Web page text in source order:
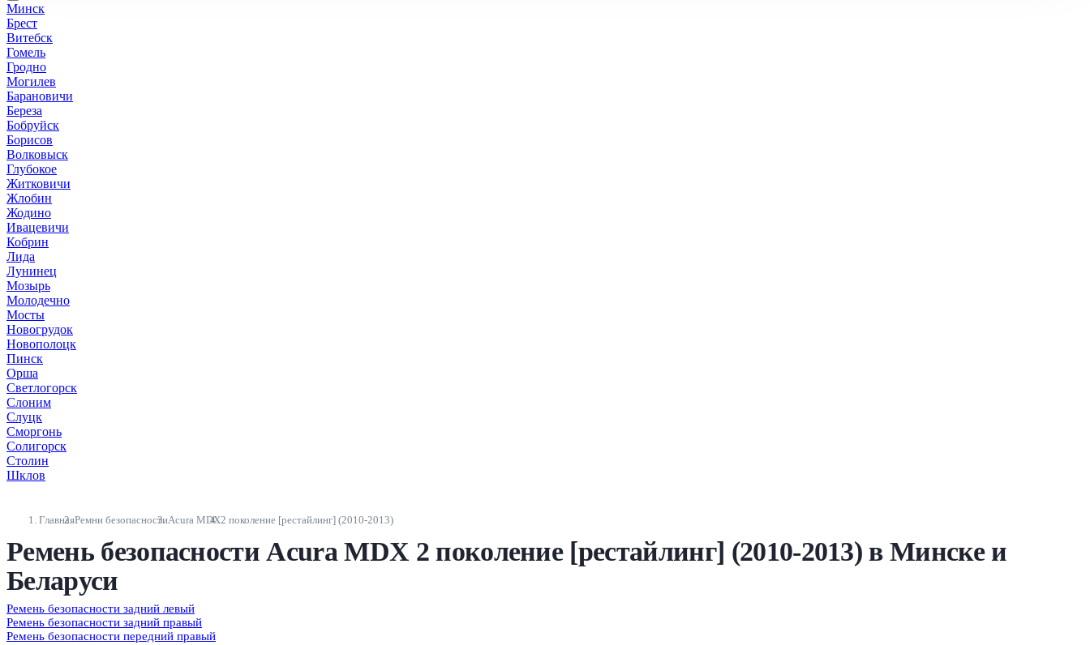
стеклоочистители
топливная система
тормозная система
трансмиссия
электрика
Минск
Брест
Витебск
Гомель
Гродно
Могилев
Барановичи
Береза
Бобруйск
Борисов
Волковыск
Глубокое
Житковичи
Жлобин
Жодино
Ивацевичи
Кобрин
Лида
Лунинец
Мозырь
Молодечно
Мосты
Новогрудок
Новополоцк
Пинск
Орша
Светлогорск
Слоним
Слуцк
Сморгонь
Солигорск
Столин
Шклов
ГлавнаяРемни безопасностиAcura MDX2 поколение [рестайлинг] (2010-2013)
Ремень безопасности Acura MDX 2 поколение [рестайлинг] (2010-2013) в Минске и
Беларуси
Ремень безопасности задний левый
Ремень безопасности задний правый
Ремень безопасности передний правый